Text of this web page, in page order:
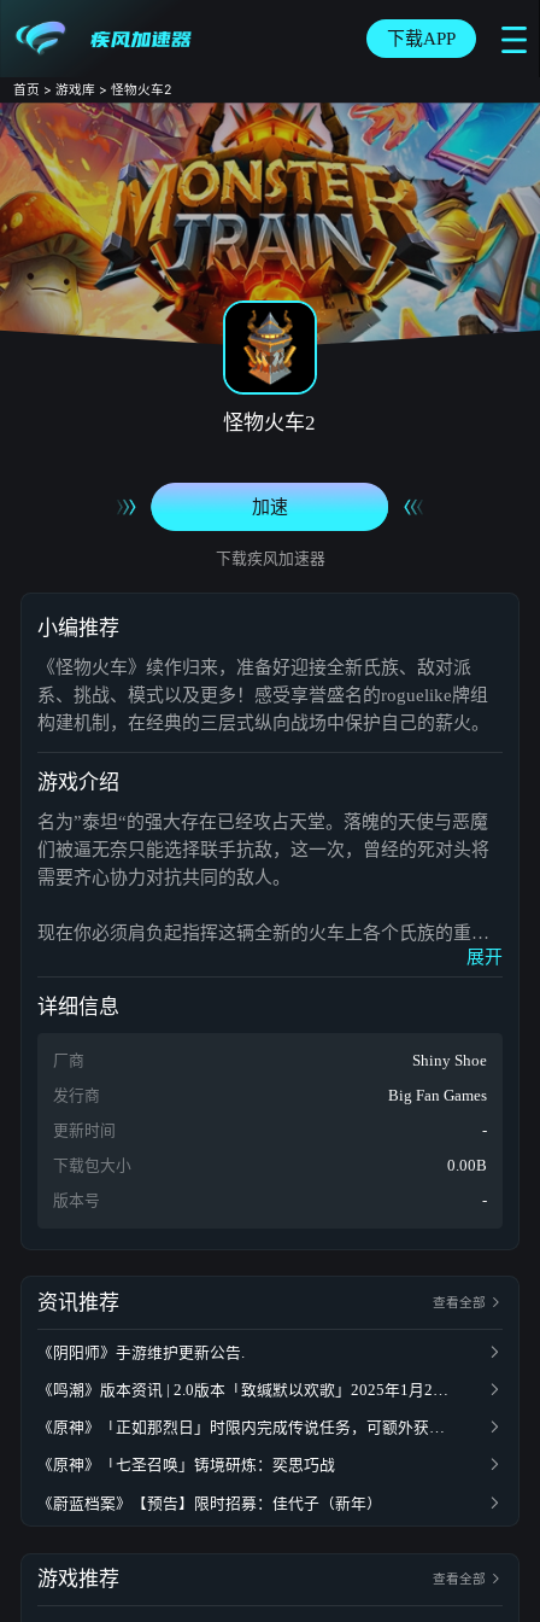
下载APP
首页 >游戏库 >怪物火车2
怪物火车2
加速
下载疾风加速器
小编推荐
《怪物火车》续作归来，准备好迎接全新氏族、敌对派
系、挑战、模式以及更多！感受享誉盛名的roguelike牌组
构建机制，在经典的三层式纵向战场中保护自己的薪火。
游戏介绍
名为”泰坦“的强大存在已经攻占天堂。落魄的天使与恶魔
们被逼无奈只能选择联手抗敌，这一次，曾经的死对头将
需要齐心协力对抗共同的敌人。
现在你必须肩负起指挥这辆全新的火车上各个氏族的重
担，启程踏上一段穿越地狱、天堂与深渊的冒险之旅，竭
化身指挥官！在五个全新氏族中进行选择，每个氏族都拥
有各自不同的强大优势与游玩机制，精心规划策略并打造
凶极恶的新敌人，招募强力新单位、升级卡牌并尝试不同
使用全新的房间与装备卡来释放卡组的真正潜力。房间卡
成，这将使他们在战斗中发挥更强的实力！
闹非凡的枢纽。在契约哨站，你将能够体验《怪物火车2》
展开
详细信息
厂商 Shiny Shoe
发行商 Big Fan Games
更新时间 -
下载包大小 0.00B
版本号 -
资讯推荐 查看全部
《阴阳师》手游维护更新公告.
《鸣潮》版本资讯 | 2.0版本「致缄默以欢歌」2025年1月2日即将更新
《原神》「正如那烈日」时限内完成传说任务，可额外获得原石、角色突破素材等奖励
《原神》「七圣召唤」铸境研炼：奕思巧战
《蔚蓝档案》【预告】限时招募：佳代子（新年）
游戏推荐 查看全部